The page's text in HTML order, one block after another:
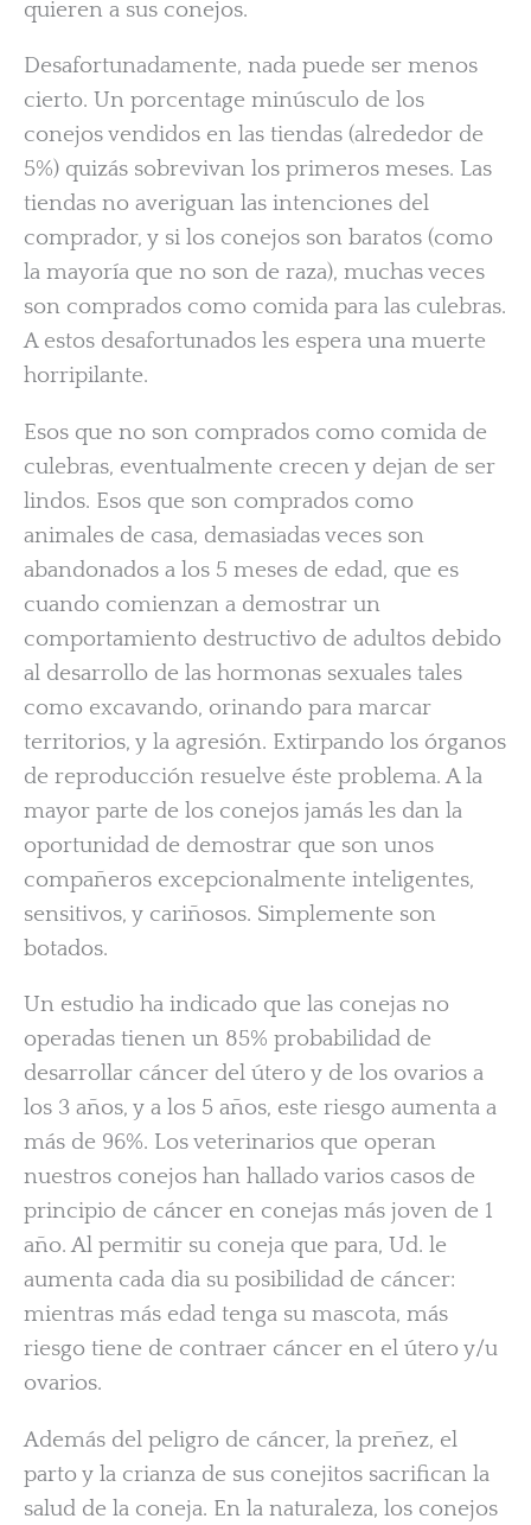
quieren a sus conejos.
Desafortunadamente, nada puede ser menos
cierto. Un porcentage minúsculo de los
conejos vendidos en las tiendas (alrededor de
5%) quizás sobrevivan los primeros meses. Las
tiendas no averiguan las intenciones del
comprador, y si los conejos son baratos (como
la mayoría que no son de raza), muchas veces
son comprados como comida para las culebras.
A estos desafortunados les espera una muerte
horripilante.
Esos que no son comprados como comida de
culebras, eventualmente crecen y dejan de ser
lindos. Esos que son comprados como
animales de casa, demasiadas veces son
abandonados a los 5 meses de edad, que es
cuando comienzan a demostrar un
comportamiento destructivo de adultos debido
al desarrollo de las hormonas sexuales tales
como excavando, orinando para marcar
territorios, y la agresión. Extirpando los órganos
de reproducción resuelve éste problema. A la
mayor parte de los conejos jamás les dan la
oportunidad de demostrar que son unos
compañeros excepcionalmente inteligentes,
sensitivos, y cariñosos. Simplemente son
botados.
Un estudio ha indicado que las conejas no
operadas tienen un 85% probabilidad de
desarrollar cáncer del útero y de los ovarios a
los 3 años, y a los 5 años, este riesgo aumenta a
más de 96%. Los veterinarios que operan
nuestros conejos han hallado varios casos de
principio de cáncer en conejas más joven de 1
año. Al permitir su coneja que para, Ud. le
aumenta cada dia su posibilidad de cáncer:
mientras más edad tenga su mascota, más
riesgo tiene de contraer cáncer en el útero y/u
ovarios.
Además del peligro de cáncer, la preñez, el
parto y la crianza de sus conejitos sacrifican la
salud de la coneja. En la naturaleza, los conejos